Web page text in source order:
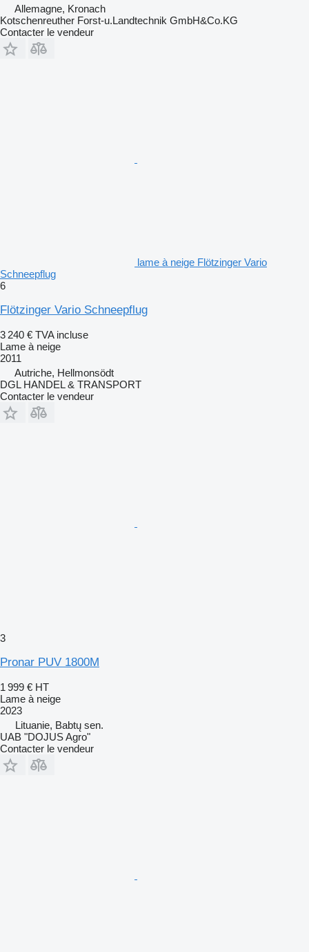
Allemagne, Kronach
Kotschenreuther Forst-u.Landtechnik GmbH&Co.KG
Contacter le vendeur
lame à neige Flötzinger Vario
Schneepflug
6
Flötzinger Vario Schneepflug
3 240 € TVA incluse
Lame à neige
2011
Autriche, Hellmonsödt
DGL HANDEL & TRANSPORT
Contacter le vendeur
3
Pronar PUV 1800M
1 999 € HT
Lame à neige
2023
Lituanie, Babtų sen.
UAB "DOJUS Agro"
Contacter le vendeur